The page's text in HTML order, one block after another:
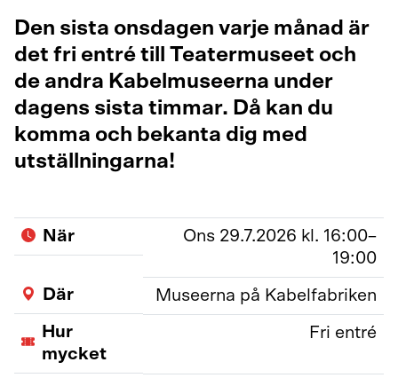
Den sista onsdagen varje månad är
det fri entré till Teatermuseet och
de andra Kabelmuseerna under
dagens sista timmar. Då kan du
komma och bekanta dig med
utställningarna!
När
Ons 29.7.2026 kl. 16:00–
19:00
Där Museerna på Kabelfabriken
Hur
mycket
Fri entré